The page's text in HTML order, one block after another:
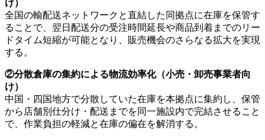
け）
全国の輸配送ネットワークと直結した同拠点に在庫を保管す
ることで、翌日配送分の受注時間延長や商品到着までのリー
ドタイム短縮が可能となり、販売機会のさらなる拡大を実現
する。
②分散倉庫の集約による物流効率化（小売・卸売事業者向
け）
中国・四国地方で分散していた在庫を本拠点に集約し、保管
から店舗別仕分け・配送までを同一施設内で完結させること
で、作業負担の軽減と在庫の偏在を解消する。